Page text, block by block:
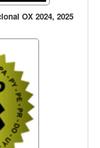
OX 2024, 2025